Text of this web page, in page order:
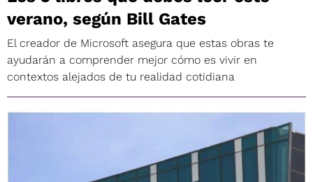
verano, según Bill Gates
El creador de Microsoft asegura que estas obras te
ayudarán a comprender mejor cómo es vivir en
contextos alejados de tu realidad cotidiana